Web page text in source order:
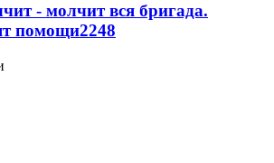
- молчит вся бригада.
помощи2248